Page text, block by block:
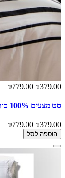
₪379.00
₪779.00
סט מצעים 100% כותנה סאטן דיאנה 160/200 -VARDINON
₪379.00
₪779.00
הוספה לסל